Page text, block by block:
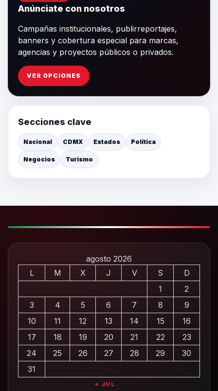
Anúnciate con nosotros
Campañas institucionales, publirreportajes,
banners y cobertura especial para marcas,
agencias y proyectos públicos o privados.
VER OPCIONES
Secciones clave
Nacional CDMX Estados Política
Negocios Turismo
agosto 2026
L
M X J V S
D
1
2
3
4 5 6 7 8
9
10
11 12 13 14 15
16
17
18 19 20 21 22
23
24
25 26 27 28 29
30
31
« JUL